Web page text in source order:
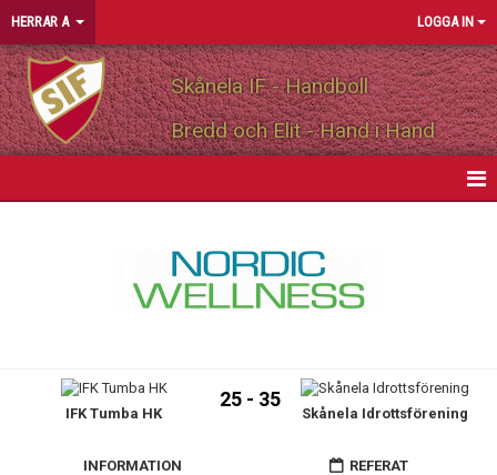
HERRAR A LOGGA IN
Skånela IF - Handboll
Bredd och Elit - Hand i Hand
TRUPPEN
PERSONLIGA PARTNERS
IFK Tumba HK
25 - 35
Skånela Idrottsförening
INFORMATION REFERAT